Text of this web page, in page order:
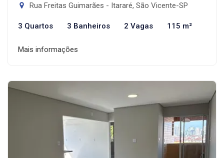
Rua Freitas Guimarães - Itararé, São Vicente-SP
3 Quartos 3 Banheiros 2 Vagas 115 m²
Mais informações